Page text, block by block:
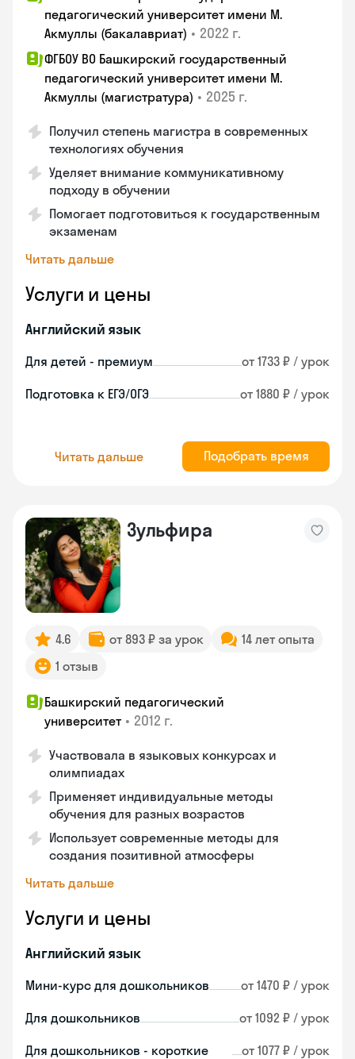
педагогический университет имени М.
Акмуллы (бакалавриат) • 2022 г.
ФГБОУ ВО Башкирский государственный
педагогический университет имени М.
Акмуллы (магистратура) • 2025 г.
Получил степень магистра в современных
технологиях обучения
Уделяет внимание коммуникативному
подходу в обучении
Помогает подготовиться к государственным
экзаменам
Читать дальше
Услуги и цены
Английский язык
Для детей - премиум от 1733 ₽ / урок
Подготовка к ЕГЭ/ОГЭ от 1880 ₽ / урок
Читать дальше Подобрать время
Зульфира
4.6 от 893 ₽ за урок
14 лет опыта
1 отзыв
Башкирский педагогический
университет • 2012 г.
Участвовала в языковых конкурсах и
олимпиадах
Применяет индивидуальные методы
обучения для разных возрастов
Использует современные методы для
создания позитивной атмосферы
Читать дальше
Услуги и цены
Английский язык
Мини-курс для дошкольников от 1470 ₽ / урок
Для дошкольников от 1092 ₽ / урок
Для дошкольников - короткие
от 1077 ₽ / урок